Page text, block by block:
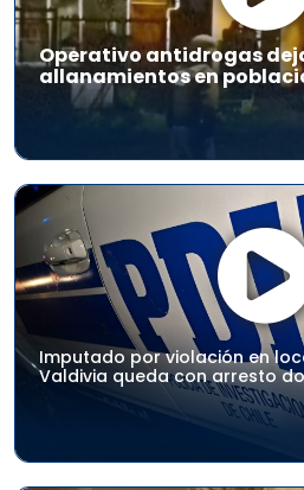
Operativo antidrogas
allanamientos en
Imputado por violación en
Valdivia queda con arresto